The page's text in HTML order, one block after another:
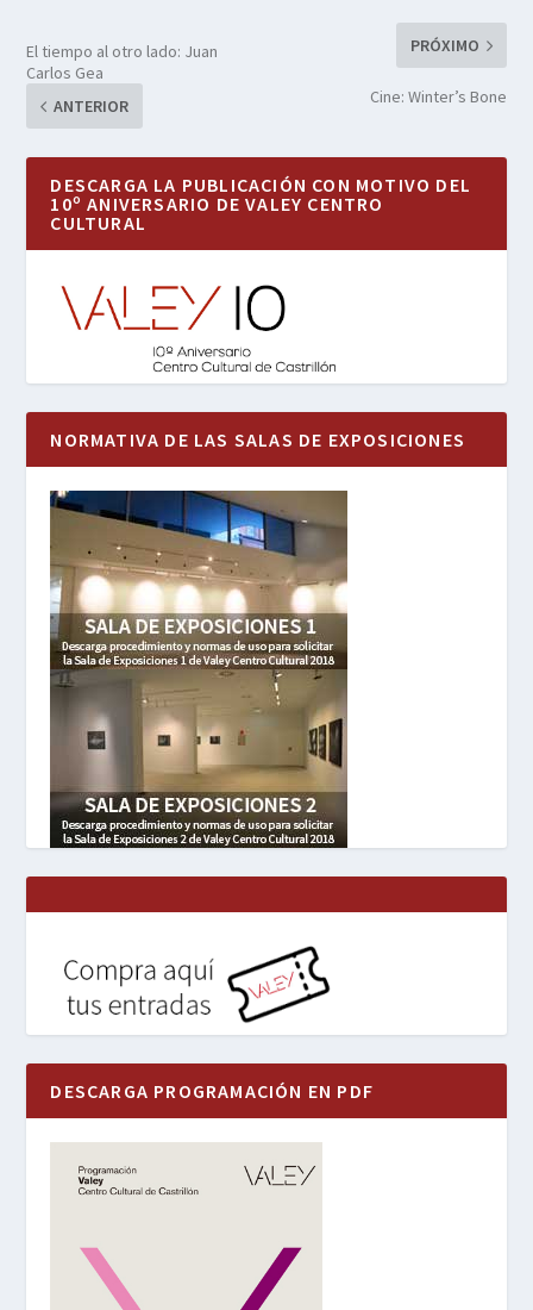
El tiempo al otro lado: Juan
Carlos Gea
ANTERIOR
PRÓXIMO
Cine: Winter’s Bone
DESCARGA LA PUBLICACIÓN CON MOTIVO DEL
10º ANIVERSARIO DE VALEY CENTRO
CULTURAL
NORMATIVA DE LAS SALAS DE EXPOSICIONES
DESCARGA PROGRAMACIÓN EN PDF